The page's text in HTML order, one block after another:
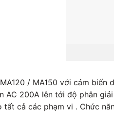
/ MA150 với cảm
AC 200A lên tới độ phân
tất cả các phạm vi . Chức